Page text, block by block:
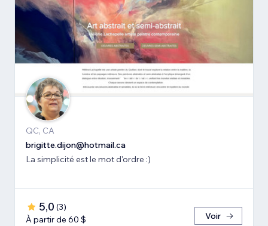
QC, CA
brigitte.dijon@hotmail.ca
La simplicité est le mot d'ordre :)
5,0 (3)
À partir de 60 $
Voir